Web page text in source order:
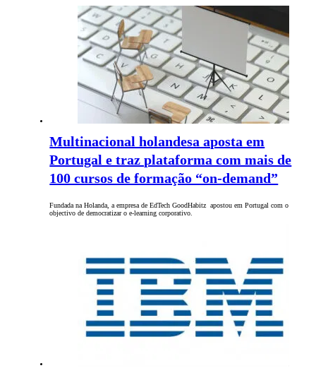
Multinacional holandesa aposta em
Portugal e traz plataforma com mais de
100 cursos de formação “on-demand”
Fundada na Holanda, a empresa de EdTech GoodHabitz apostou em Portugal com o
objectivo de democratizar o e-learning corporativo.